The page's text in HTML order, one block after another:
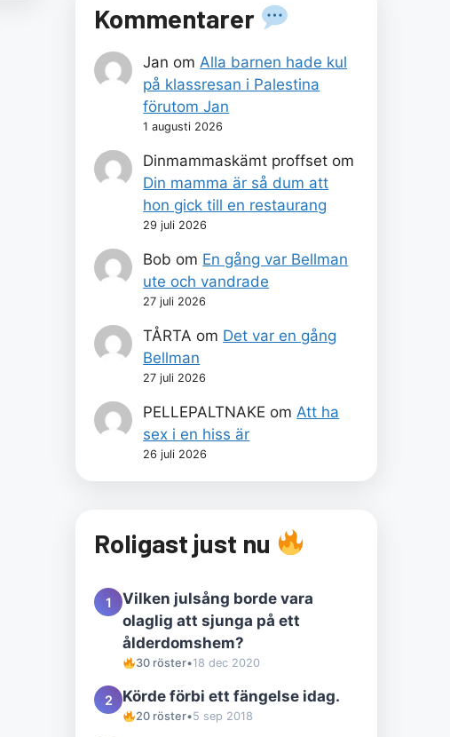
Kommentarer
Jan om Alla barnen hade kul
på klassresan i Palestina
förutom Jan
1 augusti 2026
Dinmammaskämt proffset om
Din mamma är så dum att
hon gick till en restaurang
29 juli 2026
Bob om En gång var Bellman
ute och vandrade
27 juli 2026
TÅRTA om Det var en gång
Bellman
27 juli 2026
PELLEPALTNAKE om Att ha
sex i en hiss är
26 juli 2026
Roligast just nu
1
Vilken julsång borde vara
olaglig att sjunga på ett
ålderdomshem?
30 röster•18 dec 2020
2 Körde förbi ett fängelse idag.
20 röster•5 sep 2018